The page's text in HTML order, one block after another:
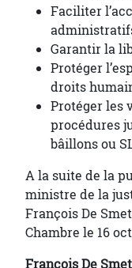
Faciliter
Garantir la
Protéger
droits
Protéger les
procédures
bâillons ou
A la suite de la
ministre de la
François De
Chambre le 16
François De Smet